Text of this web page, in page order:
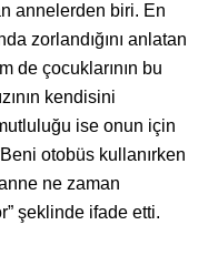
annelerden biri. En
zorlandığını anlatan
de çocuklarının bu
kendisini
ise onun için
otobüs kullanırken
ne zaman
şeklinde ifade etti.